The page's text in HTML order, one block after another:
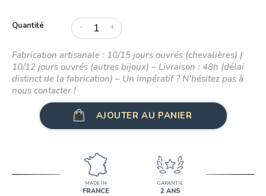
Quantité - +
Fabrication artisanale : 10/15 jours ouvrés (chevalières) |
10/12 jours ouvrés (autres bijoux) – Livraison : 48h (délai
distinct de la fabrication) – Un impératif ? N’hésitez pas à
nous contacter !
AJOUTER AU PANIER
MADE IN
FRANCE
GARANTIE
2 ANS